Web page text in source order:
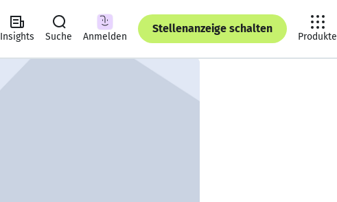
Insights Suche Anmelden
Stellenanzeige schalten
Produkte